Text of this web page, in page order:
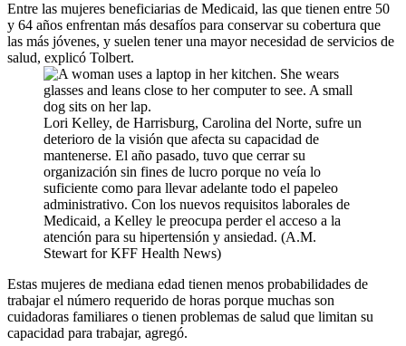
Entre las mujeres beneficiarias de Medicaid, las que tienen entre 50
y 64 años enfrentan más desafíos para conservar su cobertura que
las más jóvenes, y suelen tener una mayor necesidad de servicios de
salud, explicó Tolbert.
Lori Kelley, de Harrisburg, Carolina del Norte, sufre un
deterioro de la visión que afecta su capacidad de
mantenerse. El año pasado, tuvo que cerrar su
organización sin fines de lucro porque no veía lo
suficiente como para llevar adelante todo el papeleo
administrativo. Con los nuevos requisitos laborales de
Medicaid, a Kelley le preocupa perder el acceso a la
atención para su hipertensión y ansiedad. (A.M.
Stewart for KFF Health News)
Estas mujeres de mediana edad tienen menos probabilidades de
trabajar el número requerido de horas porque muchas son
cuidadoras familiares o tienen problemas de salud que limitan su
capacidad para trabajar, agregó.